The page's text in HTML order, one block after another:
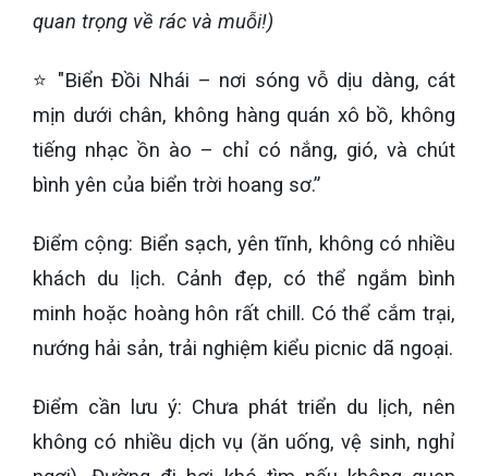
quan trọng về rác và muỗi!)
⭐ "Biển Đồi Nhái – nơi sóng vỗ dịu dàng, cát
mịn dưới chân, không hàng quán xô bồ, không
tiếng nhạc ồn ào – chỉ có nắng, gió, và chút
bình yên của biển trời hoang sơ.”
Điểm cộng: Biển sạch, yên tĩnh, không có nhiều
khách du lịch. Cảnh đẹp, có thể ngắm bình
minh hoặc hoàng hôn rất chill. Có thể cắm trại,
nướng hải sản, trải nghiệm kiểu picnic dã ngoại.
Điểm cần lưu ý: Chưa phát triển du lịch, nên
không có nhiều dịch vụ (ăn uống, vệ sinh, nghỉ